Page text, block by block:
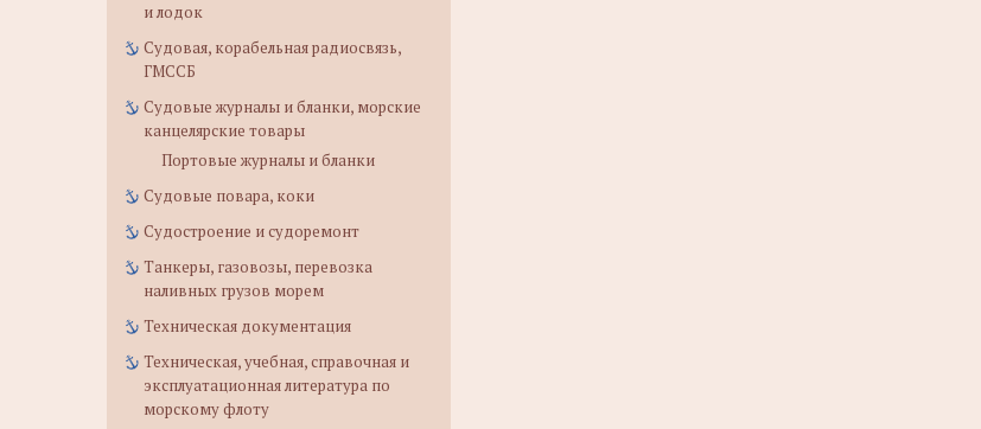
и лодок
Судовая, корабельная радиосвязь,
ГМССБ
Судовые журналы и бланки, морские
канцелярские товары
Портовые журналы и бланки
Судовые повара, коки
Судостроение и судоремонт
Танкеры, газовозы, перевозка
наливных грузов морем
Техническая документация
Техническая, учебная, справочная и
эксплуатационная литература по
морскому флоту